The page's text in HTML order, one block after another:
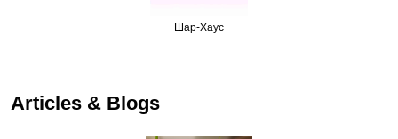
Шар-Хаус
Articles & Blogs